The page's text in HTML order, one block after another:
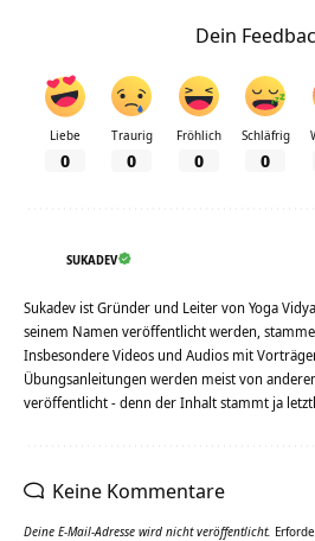
Dein
Liebe
0
Traurig
0
Fröhlich
0
Schläfrig
0
SUKADEV
Sukadev ist Gründer und Leiter von Yoga
seinem Namen veröffentlicht werden,
Insbesondere Videos und Audios mit
Übungsanleitungen werden meist von
veröffentlicht - denn der Inhalt stammt ja
Keine Kommentare
Deine E-Mail-Adresse wird nicht veröffentlicht.